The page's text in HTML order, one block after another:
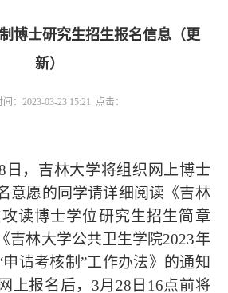
博士研究生招生报名信息（更
新）
：2023-03-23 15:21 点击：
日 ， 吉林大学将组织 网上博士
意愿的同学请详细阅读 《吉林
读博士学位研究生招生简章
吉林大学公共卫生学院2023年
请考核制”工作办法》的通知
上报名后， 3月28日16点前将